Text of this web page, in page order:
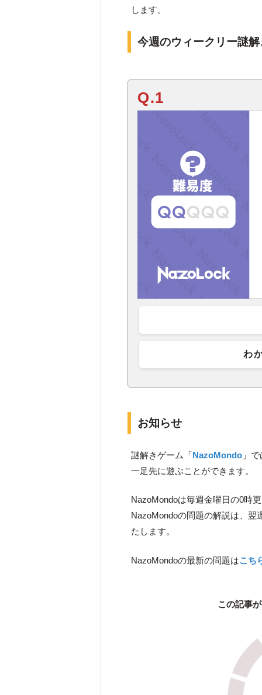
します。
今週のウィークリー謎
Q.1
わ
お知らせ
謎解きゲーム「NazoMondo 」
一足先に遊ぶことができます。
NazoMondoは毎週金曜日の0時
NazoMondoの問題の解説は、翌
たします。
NazoMondoの最新の問題はこち
この記事